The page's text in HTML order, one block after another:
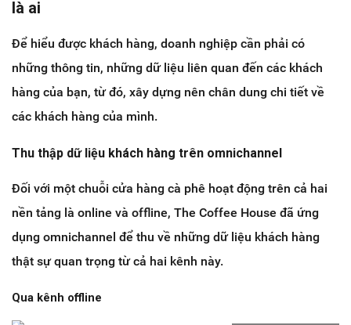
là ai
Để hiểu được khách hàng, doanh nghiệp cần phải có
những thông tin, những dữ liệu liên quan đến các khách
hàng của bạn, từ đó, xây dựng nên chân dung chi tiết về
các khách hàng của mình.
Thu thập dữ liệu khách hàng trên omnichannel
Đối với một chuỗi cửa hàng cà phê hoạt động trên cả hai
nền tảng là online và offline, The Coffee House đã ứng
dụng omnichannel để thu về những dữ liệu khách hàng
thật sự quan trọng từ cả hai kênh này.
Qua kênh offline